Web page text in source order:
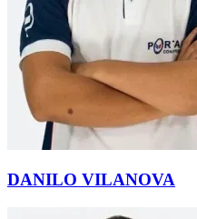
DANILO VILANOVA